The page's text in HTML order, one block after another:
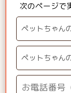
次のページで